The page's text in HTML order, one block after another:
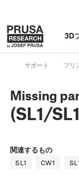
3D
サポート プリ
Missing
(SL1/
関連するもの
SL1 CW1